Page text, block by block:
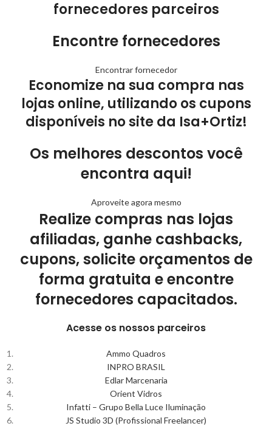
fornecedores parceiros
Encontre fornecedores
Encontrar fornecedor
Economize na sua compra nas
lojas online, utilizando os cupons
disponíveis no site da Isa+Ortiz!
Os melhores descontos você
encontra aqui!
Aproveite agora mesmo
Realize compras nas lojas
afiliadas, ganhe cashbacks,
cupons, solicite orçamentos de
forma gratuita e encontre
fornecedores capacitados.
Acesse os nossos parceiros
Ammo Quadros
INPRO BRASIL
Edlar Marcenaria
Orient Vidros
Infatti – Grupo Bella Luce Iluminação
JS Studio 3D (Profissional Freelancer)